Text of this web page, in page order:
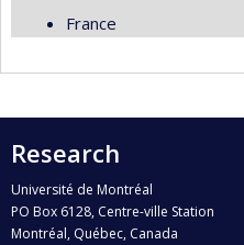
France
Research
Université de Montréal
PO Box 6128, Centre-ville Station
Montréal, Québec, Canada